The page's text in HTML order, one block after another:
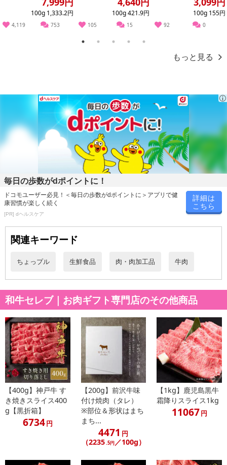
【発送・お届け・商品について】
※お申込み頂きました商品の同梱、お届けの日時指定はいたしかね
※発送予定日は前後する場合がございます。また商品によって発送
日が異なります。
※dショッピングサンプル百貨店よりお届けする商品は、ご利用いた
だいた後のご感想をいただくことを目的としており、転売等は固く
禁じます。
転売等、目的以外での利用が確認された場合は、サービス利用を停
止させていただきます。
【配送伝票番号について】
※こちらの商品については商品の発送完了後、
配送伝票番号がマイページに表示されない場合もございます。予
めご了承ください。
休業日
■その他共通および商品カテゴリー別注意事項（※必ずご確認くだ
さい）
こちらの情報は
100g 1,333.2円
4,119 753
100g 421.9円
105 15
100g 155円
92 0
1 2 3 4 5
もっと見る
毎日の歩数がdポイントに！
ドコモユーザー必見！＜毎日の歩数がdポイントに＞アプリで健
康習慣が楽しく続く
[PR] dヘルスケア
詳細は
こちら
関連キーワード
ちょっプル 生鮮食品 肉・肉加工品 牛肉
和牛セレブ｜お肉ギフト専門店のその他商品
【400g】神戸牛 す
き焼きスライス400
g【黒折箱】
6734円
【200g】前沢牛味
付け焼肉（タレ）
※部位＆形状はまち
まち...
4471 円
（2235.5円／100g）
【1kg】鹿児島黒牛
霜降りスライス1kg
11067円